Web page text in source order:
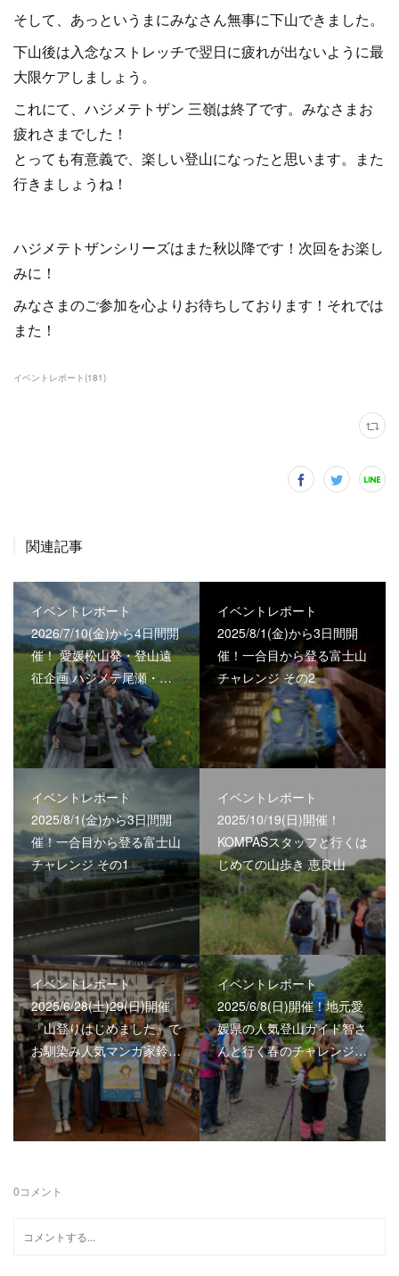
そして、あっというまにみなさん無事に下山できました。
下山後は入念なストレッチで翌日に疲れが出ないように最
大限ケアしましょう。
これにて、ハジメテトザン 三嶺は終了です。みなさまお
疲れさまでした！
とっても有意義で、楽しい登山になったと思います。また
行きましょうね！
ハジメテトザンシリーズはまた秋以降です！次回をお楽し
みに！
みなさまのご参加を心よりお待ちしております！それでは
また！
イベントレポート(181)
関連記事
イベントレポート
2026/7/10(金)から4日間開
催！ 愛媛松山発・登山遠
征企画 ハジメテ尾瀬・…
イベントレポート
2025/8/1(金)から3日間開
催！一合目から登る富士山
チャレンジ その2
イベントレポート
2025/8/1(金)から3日間開
催！一合目から登る富士山
チャレンジ その1
イベントレポート
2025/10/19(日)開催！
KOMPASスタッフと行くは
じめての山歩き 恵良山
イベントレポート
2025/6/28(土)29(日)開催
『山登りはじめました』で
お馴染み人気マンガ家鈴…
イベントレポート
2025/6/8(日)開催！地元愛
媛県の人気登山ガイド智さ
んと行く春のチャレンジ…
0コメント